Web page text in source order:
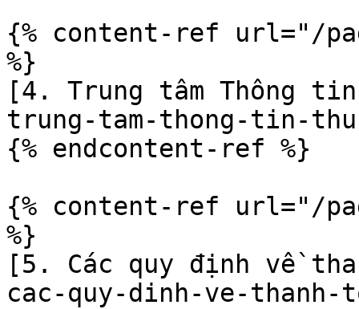
{% content-ref url="/
%}
[4. Trung tâm Thông
trung-tam-thong-tin-
{% endcontent-ref %}
{% content-ref url="/
%}
[5. Các quy định về
cac-quy-dinh-ve-thanh-